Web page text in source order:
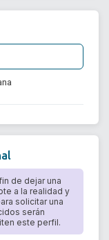
de dejar una
a la realidad y
solicitar una
serán
este perfil.